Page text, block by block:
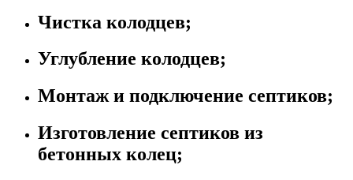
Чистка колодцев;
Углубление колодцев;
Монтаж и подключение септиков;
Изготовление септиков из
бетонных колец;